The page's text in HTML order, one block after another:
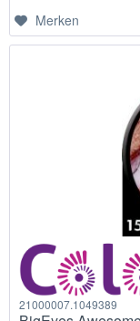
Merken
21000007.1049389